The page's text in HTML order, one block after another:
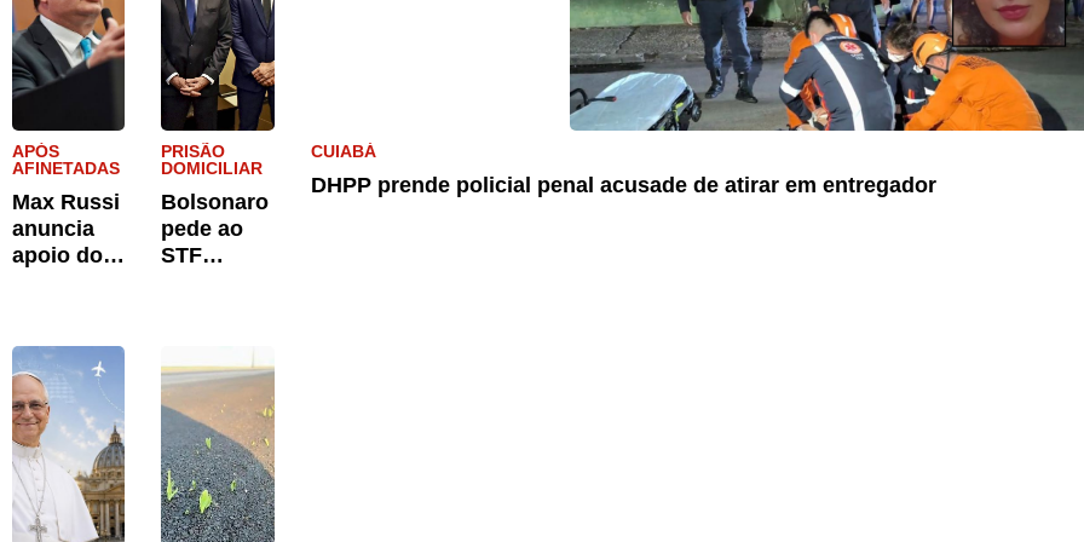
APÓS
AFINETADAS
Max Russi
anuncia
apoio do
PRISÃO
DOMICILIAR
Bolsonaro
pede ao
STF
filhos no
Dia dos
Pais
CUIABÁ
DHPP prende policial penal acusade de atirar em entregador